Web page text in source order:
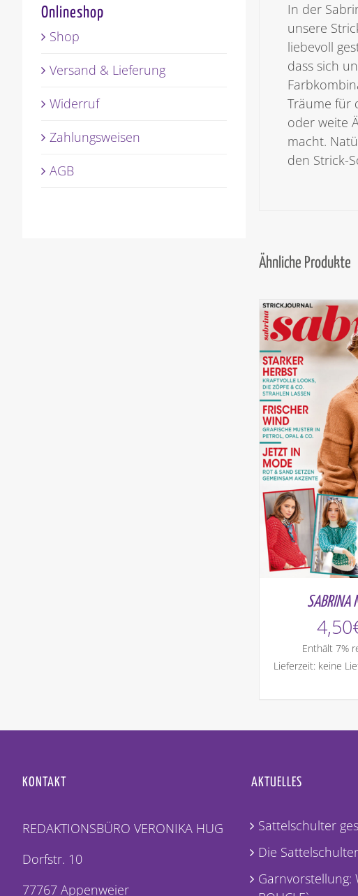
In der
unsere
liebevoll
dass sich
Träume für
oder weite
macht.
den Strick-
Ähnliche Produkte
4,50
Enthält 7%
Lieferzeit: keine
Onlineshop
Shop
Versand & Lieferung
Widerruf
Zahlungsweisen
AGB
KONTAKT
REDAKTIONSBÜRO VERONIKA HUG
Dorfstr. 10
77767 Appenweier
AKTUELLES
Sattelschulter
Die Sattelschulter
Garnvorstellung: